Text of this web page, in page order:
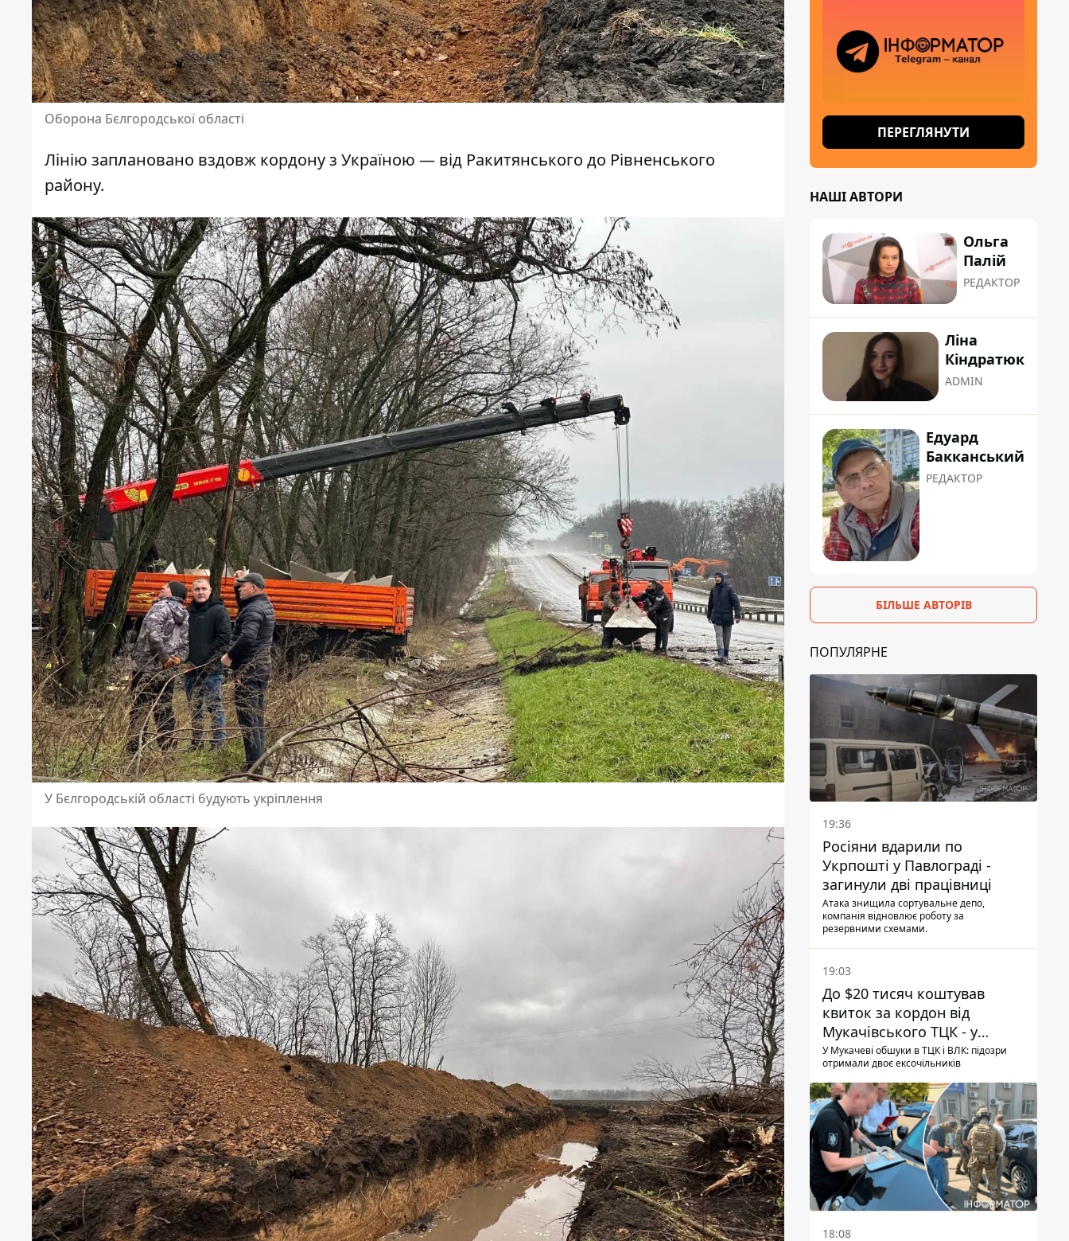
Оборона Бєлгородської області
Лінію заплановано вздовж кордону з Україною — від Ракитянського до Рівненського
району.
У Бєлгородській області будують укріплення
ПЕРЕГЛЯНУТИ
НАШІ АВТОРИ
Ольга
Палій
РЕДАКТОР
Ліна
Кіндратюк
ADMIN
Едуард
Бакканський
РЕДАКТОР
БІЛЬШЕ АВТОРІВ
ПОПУЛЯРНЕ
19:36
Росіяни вдарили по
Укрпошті у Павлограді -
загинули дві працівниці
Атака знищила сортувальне депо,
компанія відновлює роботу за
резервними схемами.
19:03
До $20 тисяч коштував
квиток за кордон від
Мукачівського ТЦК - у
гучній справі перші підозри
отримали двоє колишніх
керівників
У Мукачеві обшуки в ТЦК і ВЛК: підозри
отримали двоє ексочільників
18:08